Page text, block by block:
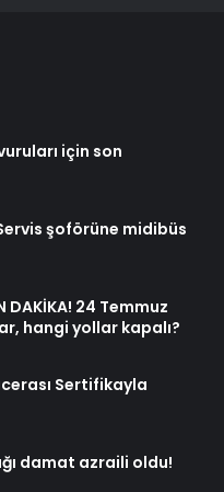
için son
şoförüne midibüs
DAKİKA! 24 Temmuz
hangi yollar kapalı?
Sertifikayla
damat azraili oldu!